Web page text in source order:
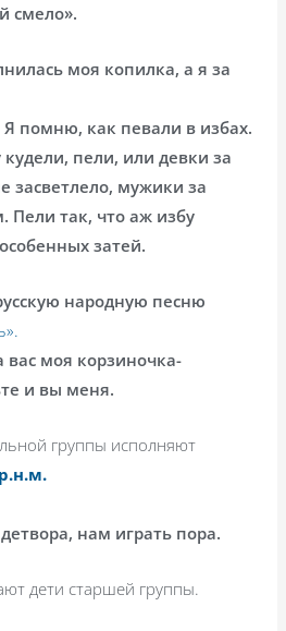
смело».
моя копилка, а я за
Я помню, как певали в избах.
кудели, пели, или девки за
засветлело, мужики за
Пели так, что аж избу
затей.
народную песню
вас моя корзиночка-
и вы меня.
группы исполняют
нам играть пора.
дети старшей группы.